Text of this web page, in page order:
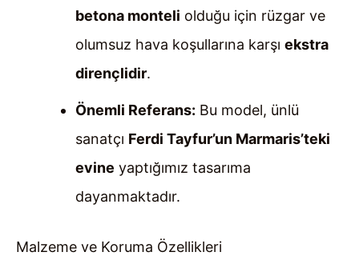
betona monteli olduğu için rüzgar ve
olumsuz hava koşullarına karşı ekstra
dirençlidir.
Önemli Referans: Bu model, ünlü
sanatçı Ferdi Tayfur’un Marmaris’teki
evine yaptığımız tasarıma
dayanmaktadır.
Malzeme ve Koruma Özellikleri